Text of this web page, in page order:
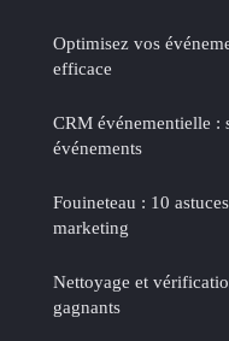
Optimisez vos
efficace
CRM événementielle
événements
Fouineteau : 10
marketing
Nettoyage et
gagnants